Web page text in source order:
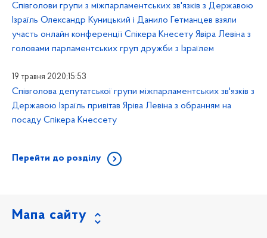
Співголови групи з міжпарламентських зв'язків з Державою
Ізраїль Олександр Куницький і Данило Гетманцев взяли
участь онлайн конференції Спікера Кнесету Явіра Левіна з
головами парламентських груп дружби з Ізраїлем
19 травня 2020;15:53
Співголова депутатської групи міжпарламентських зв'язків з
Державою Ізраїль привітав Яріва Левіна з обранням на
посаду Спікера Кнессету
Перейти до розділу
Мапа сайту